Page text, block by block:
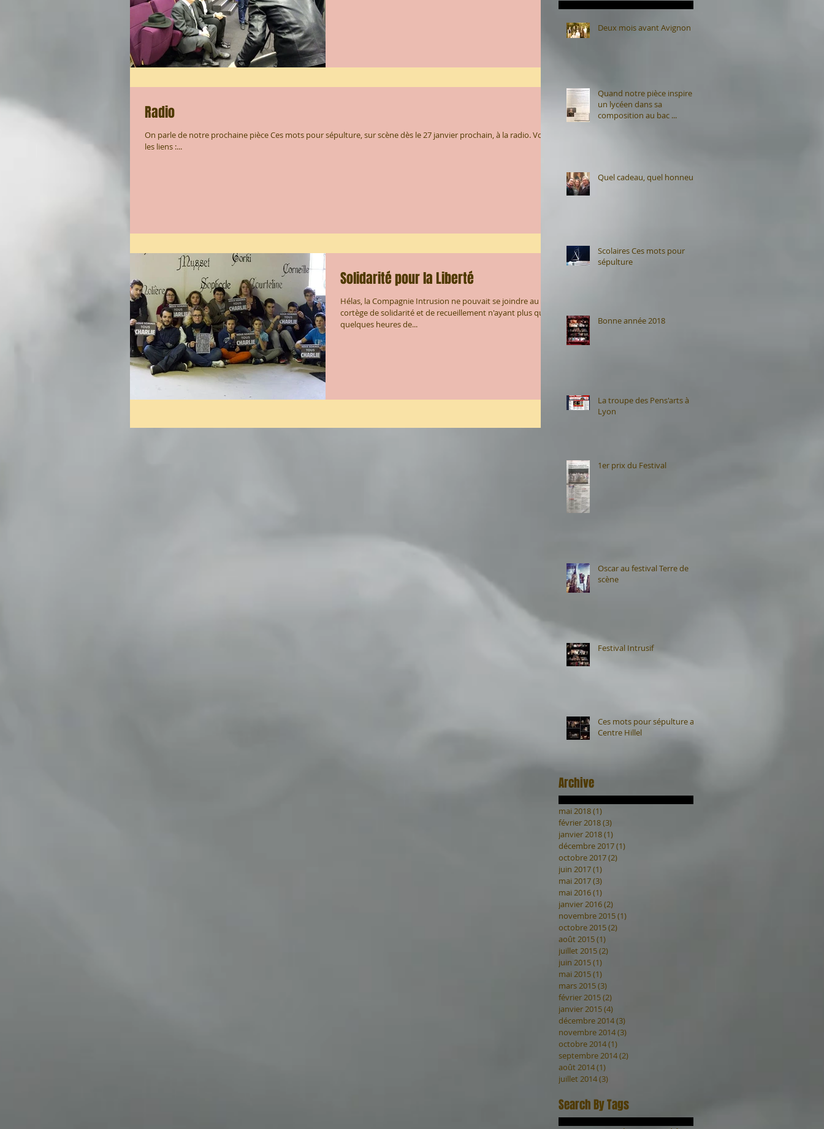
Radio
On parle de notre prochaine pièce Ces mots pour sépulture, sur scène dès le 27 janvier prochain, à la radio. Voici
les liens :...
Solidarité pour la Liberté
Hélas, la Compagnie Intrusion ne pouvait se joindre au
cortège de solidarité et de recueillement n'ayant plus que
quelques heures de...
Deux mois avant Avignon
Quand notre pièce inspire
un lycéen dans sa
composition au bac ...
Quel cadeau, quel honneur
Scolaires Ces mots pour
sépulture
Bonne année 2018
La troupe des Pens'arts à
Lyon
1er prix du Festival
Oscar au festival Terre de
scène
Festival Intrusif
Ces mots pour sépulture au
Centre Hillel
Archive
mai 2018(1)
février 2018(3)
janvier 2018(1)
décembre 2017(1)
octobre 2017(2)
juin 2017(1)
mai 2017(3)
mai 2016(1)
janvier 2016(2)
novembre 2015(1)
octobre 2015(2)
août 2015(1)
juillet 2015(2)
juin 2015(1)
mai 2015(1)
mars 2015(3)
février 2015(2)
janvier 2015(4)
décembre 2014(3)
novembre 2014(3)
octobre 2014(1)
septembre 2014(2)
août 2014(1)
juillet 2014(3)
Search By Tags